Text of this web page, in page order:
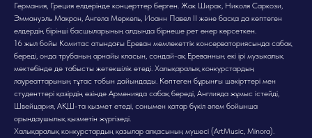
Германия, Греция елдерінде концерттер берген. Жак Ширак, Николя Саркози,
Эммануэль Макрон, Ангела Меркель, Иоанн Павел II және басқа да көптеген
елдердің бірінші басшыларының алдында бірнеше рет өнер көрсеткен.
16 жыл бойы Комитас атындағы Ереван мемлекеттік консерваториясында сабақ
береді, онда трубаның арнайы класын, сондай-ақ Ереванның екі ірі музыкалық
мектебінде де табысты жетекшілік етеді. Халықаралық конкурстардың
лауреаттарының тұтас тобын дайындады. Көптеген бұрынғы шәкірттері мен
студенттері қазірдің өзінде Арменияда сабақ береді, Англияда жұмыс істейді,
Швейцария, АҚШ-та қызмет етеді, сонымен қатар бүкіл әлем бойынша
орындаушылық қызметін жүргізеді.
Халықаралық конкурстардың қазылар алқасының мүшесі (ArtMusic, Minora).